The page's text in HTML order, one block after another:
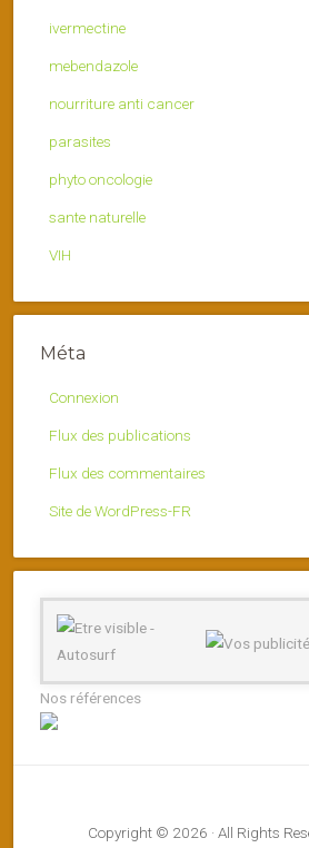
ivermectine
mebendazole
nourriture anti cancer
parasites
phyto oncologie
sante naturelle
VIH
Méta
Connexion
Flux des publications
Flux des commentaires
Site de WordPress-FR
Nos références
Copyright © 2026 · All Rights